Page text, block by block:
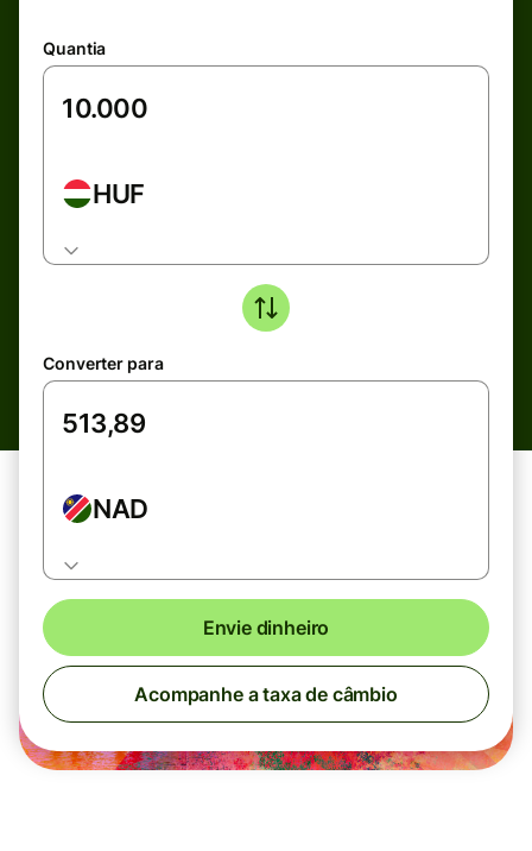
Quantia
HUF
Converter para
NAD
Envie dinheiro
Acompanhe a taxa de câmbio